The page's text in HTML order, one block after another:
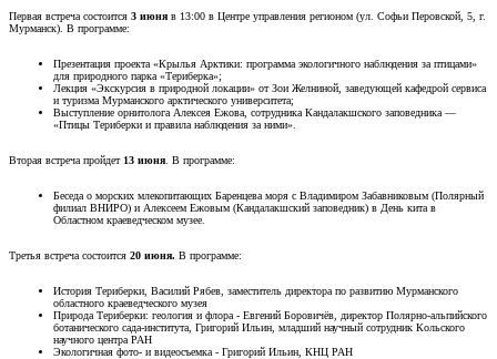
Первая встреча состоится 3 июня в 13:00 в Центре управления регионом (ул. Софьи Перовской, 5, г.
Мурманск). В программе:
Презентация проекта «Крылья Арктики: программа экологичного наблюдения за птицами»
для природного парка «Териберка»;
Лекция «Экскурсия в природной локации» от Зои Желниной, заведующей кафедрой сервиса
и туризма Мурманского арктического университета;
Выступление орнитолога Алексея Ежова, сотрудника Кандалакшского заповедника —
«Птицы Териберки и правила наблюдения за ними».
Вторая встреча пройдет 13 июня . В программе:
Беседа о морских млекопитающих Баренцева моря с Владимиром Забавниковым (Полярный
филиал ВНИРО) и Алексеем Ежовым (Кандалакшский заповедник) в День кита в
Областном краеведческом музее.
Третья встреча состоится 20 июня. В программе:
История Териберки, Василий Рябев, заместитель директора по развитию Мурманского
областного краеведческого музея
Природа Териберки: геология и флора - Евгений Боровичёв, директор Полярно-альпийского
ботанического сада-института, Григорий Ильин, младший научный сотрудник Кольского
научного центра РАН
Экологичная фото- и видеосъемка - Григорий Ильин, КНЦ РАН